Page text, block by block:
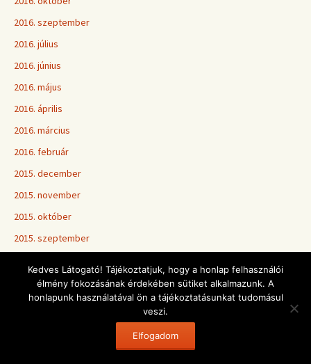
2016. szeptember
2016. július
2016. június
2016. május
2016. április
2016. március
2016. február
2015. december
2015. november
2015. október
2015. szeptember
2015. május
2015. április
Kedves Látogató! Tájékoztatjuk, hogy a honlap felhasználói
élmény fokozásának érdekében sütiket alkalmazunk. A
honlapunk használatával ön a tájékoztatásunkat tudomásul
veszi.
Elfogadom